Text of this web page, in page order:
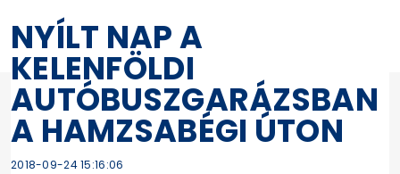
NYÍLT NAP A
KELENFÖLDI
AUTÓBUSZGARÁZSBAN
A HAMZSABÉGI ÚTON
2018-09-24 15:16:06